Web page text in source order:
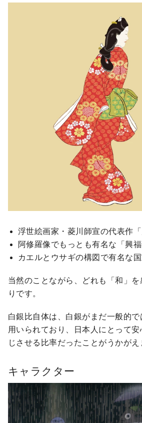
浮世絵画家・菱川師宣の代表作「
阿修羅像でもっとも有名な「興福
カエルとウサギの構図で有名な国
当然のことながら、どれも「和」
りです。
白銀比自体は、白銀がまだ一般的
用いられており、日本人にとって
じさせる比率だったことがうかがえ
キャラクター